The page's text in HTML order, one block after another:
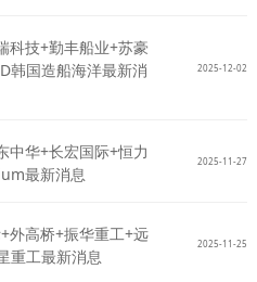
科技+勤丰船业+苏豪
韩国造船海洋最新消
2025-12-02
中华+长宏国际+恒力
最新消息
2025-11-27
外高桥+振华重工+远
重工最新消息
2025-11-25